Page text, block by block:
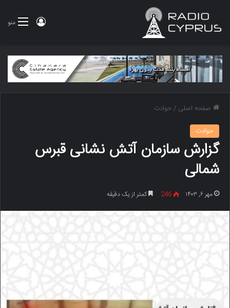
منو ورود
صفحه اصلی /حوادث
حوادث
گزارش سازمان آتش نشانی قبرس
شمالی
مهر ۶, ۱۴۰۳ 246 کمتر از یک دقیقه